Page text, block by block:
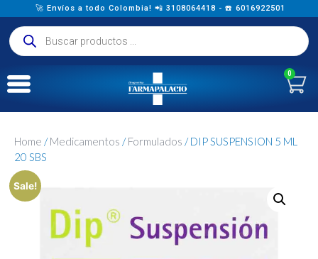
🚀 Envíos a todo Colombia! 📲 3108064418 - ☎️ 6016922501
0
Home /Medicamentos /Formulados / DIP SUSPENSION 5 ML
20 SBS
Sale!